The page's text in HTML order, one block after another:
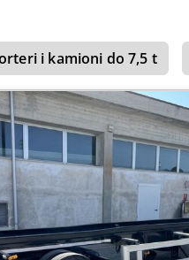
i kamioni do 7,5 t